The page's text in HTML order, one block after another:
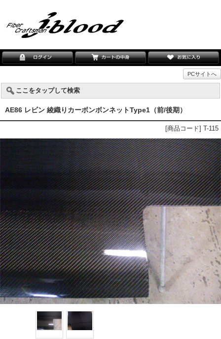
PCサイトへ
ここをタップして検索
AE86 レビン 綾織りカーボンボンネットType1（前/後期）
[商品コード] T-115